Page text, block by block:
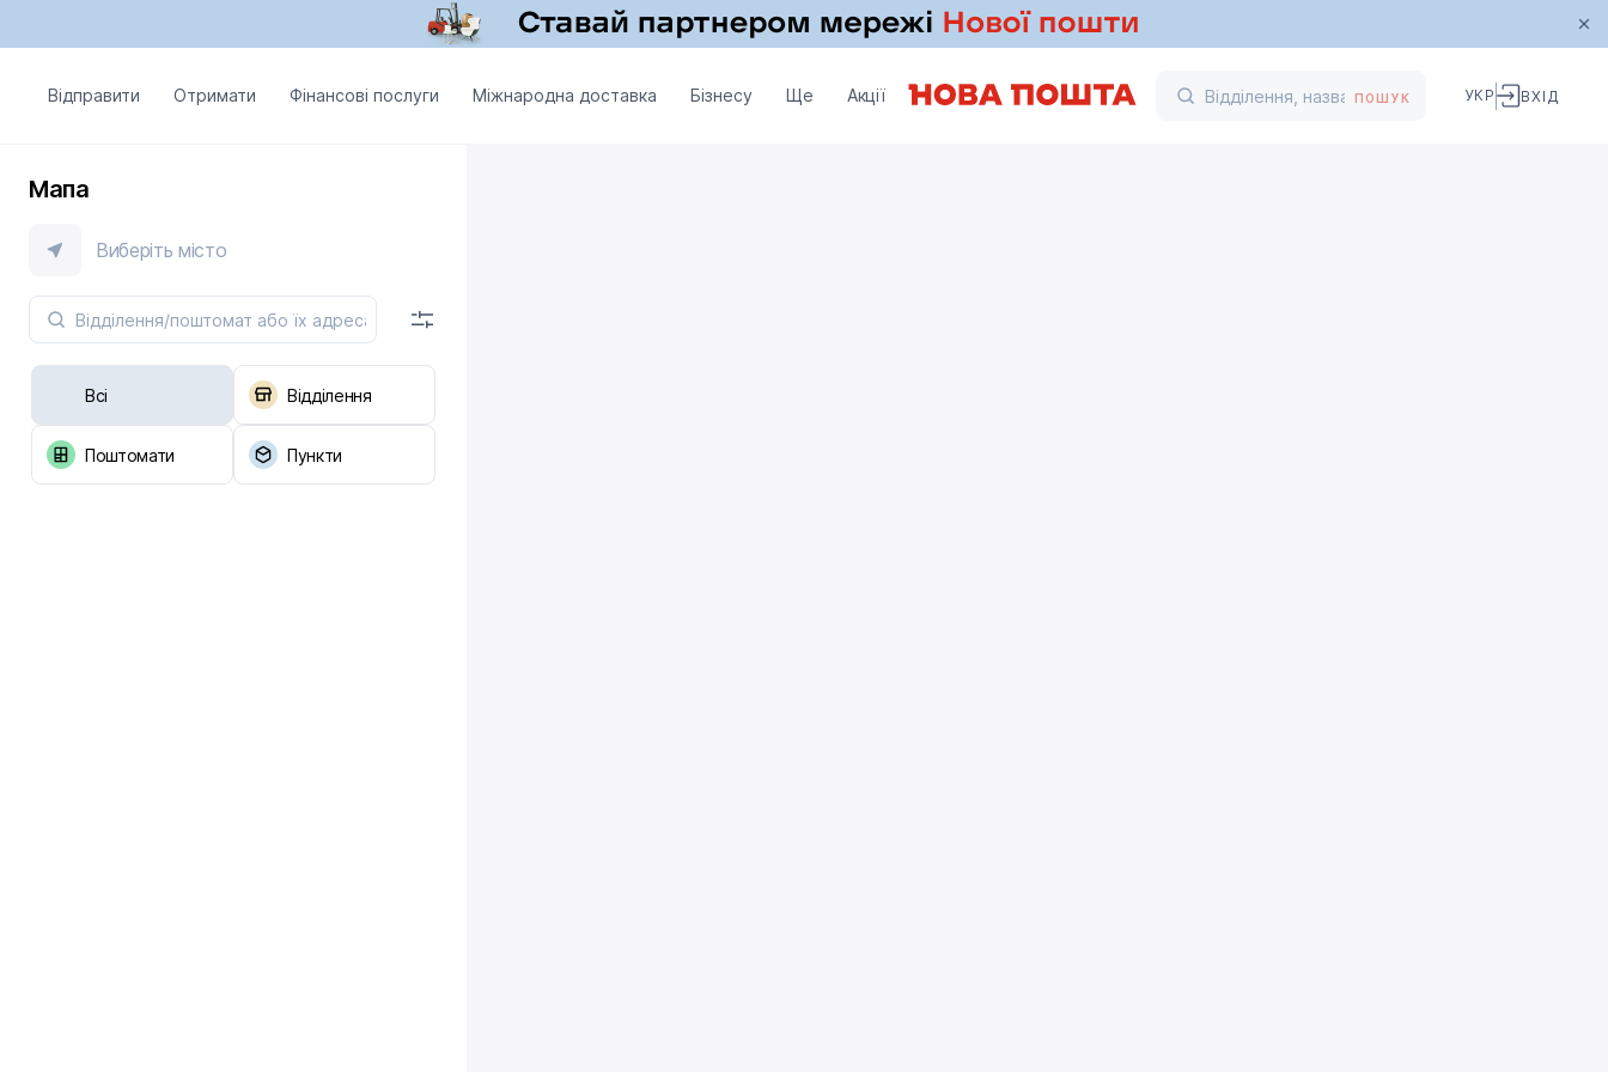
Відправити Отримати Фінансові послуги Міжнародна доставка Бізнесу Ще Акції ПОШУК УКР ВХІД
Мапа
Виберіть місто
Всі Відділення
Поштомати Пункти